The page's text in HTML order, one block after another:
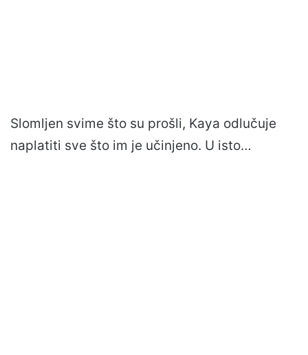
Slomljen svime što su prošli, Kaya odlučuje
naplatiti sve što im je učinjeno. U isto…